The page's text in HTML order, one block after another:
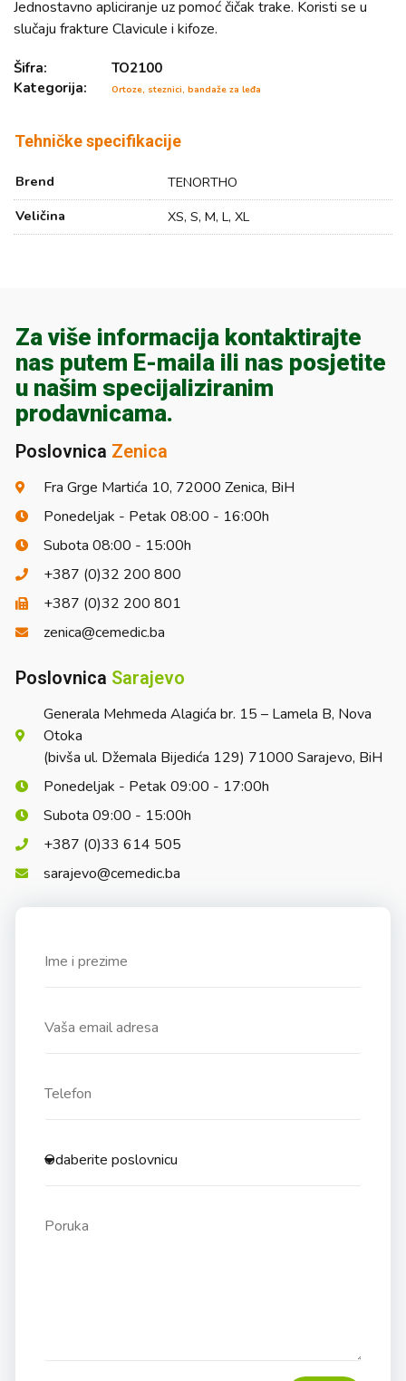
Jednostavno apliciranje uz pomoć čičak trake. Koristi se u
slučaju frakture Clavicule i kifoze.
Šifra:
TO2100
Kategorija:
Ortoze, steznici, bandaže za leđa
Tehničke specifikacije
Brend
TENORTHO
Veličina
XS, S, M, L, XL
Za više informacija kontaktirajte
nas putem E-maila ili nas posjetite
u našim specijaliziranim
prodavnicama.
Poslovnica Zenica
Fra Grge Martića 10, 72000 Zenica, BiH
Ponedeljak - Petak 08:00 - 16:00h
Subota 08:00 - 15:00h
+387 (0)32 200 800
+387 (0)32 200 801
zenica@cemedic.ba
Poslovnica Sarajevo
Generala Mehmeda Alagića br. 15 – Lamela B, Nova
Otoka
(bivša ul. Džemala Bijedića 129) 71000 Sarajevo, BiH
Ponedeljak - Petak 09:00 - 17:00h
Subota 09:00 - 15:00h
+387 (0)33 614 505
sarajevo@cemedic.ba